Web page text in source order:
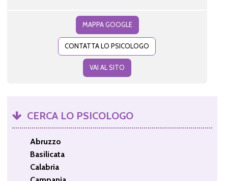
MAPPA GOOGLE
CONTATTA LO PSICOLOGO
VAI AL SITO
CERCA LO PSICOLOGO
Abruzzo
Basilicata
Calabria